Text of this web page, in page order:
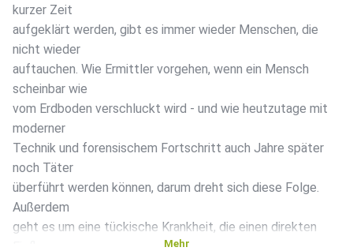
kurzer Zeit
aufgeklärt werden, gibt es immer wieder Menschen, die
nicht wieder
auftauchen. Wie Ermittler vorgehen, wenn ein Mensch
scheinbar wie
vom Erdboden verschluckt wird - und wie heutzutage mit
moderner
Technik und forensischem Fortschritt auch Jahre später
noch Täter
überführt werden können, darum dreht sich diese Folge.
Außerdem
geht es um eine tückische Krankheit, die einen direkten
Mehr